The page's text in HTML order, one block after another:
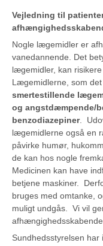
Vejledning til
Nogle lægemidler er
vanedannende. Det
lægemidler, kan
Lægemidlerne, som
smertestillende
og angstdæmpende/
benzodiazepiner.
lægemidlerne også en
påvirke humør,
de kan hos nogle
Medicinen kan have
betjene maskiner.
bruges med omtanke,
muligt undgås. Vi vil
Sundhedsstyrelsen